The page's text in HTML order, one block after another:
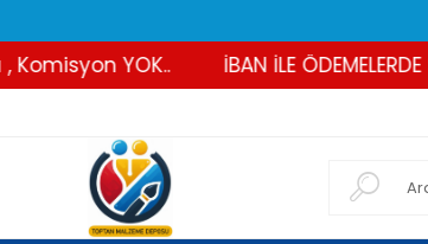
YOK.. İBAN İLE ÖDEMELERDE